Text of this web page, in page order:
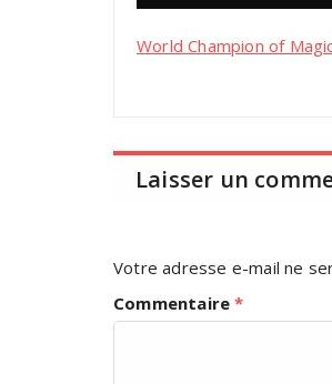
World Champion of
Laisser un
Votre adresse e-mail ne
Commentaire*